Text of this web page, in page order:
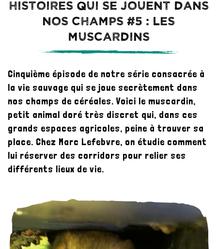
Les actus
Quand la nature aide l’agriculture, petites
histoires qui se jouent dans nos champs
#5 : les muscardins
histoires qui se jouent dans
nos champs #5 : les
muscardins
Cinquième épisode de notre série consacrée à
la vie sauvage qui se joue secrètement dans
nos champs de céréales. Voici le muscardin,
petit animal doré très discret qui, dans ces
grands espaces agricoles, peine à trouver sa
place. Chez Marc Lefebvre, on étudie comment
lui réserver des corridors pour relier ses
différents lieux de vie.